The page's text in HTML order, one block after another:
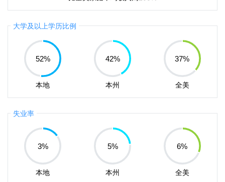
大学及以上学历比例
52%
本地
42%
本州
37%
全美
失业率
3%
本地
5%
本州
6%
全美